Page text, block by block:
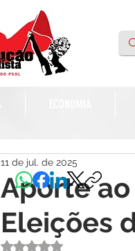
Aporte ao
Eleições
11 de jul. de 2025
Avaliado com NaN de